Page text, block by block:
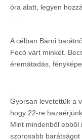
óra alatt, legyen
A célban Barni
Fecó várt minket.
éremátadás,
Gyorsan levetettük a
hogy 22-re hazaérjünk.
Mint mindenből ebből
szorosabb